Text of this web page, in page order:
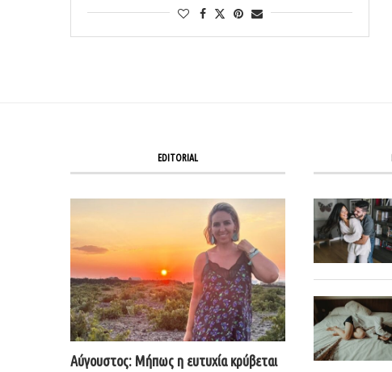
EDITORIAL
Αύγουστος: Μήπως η ευτυχία κρύβεται